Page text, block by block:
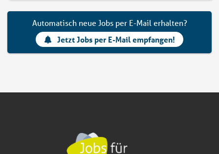
Automatisch neue Jobs per E-Mail erhalten?
Jetzt Jobs per E-Mail empfangen!